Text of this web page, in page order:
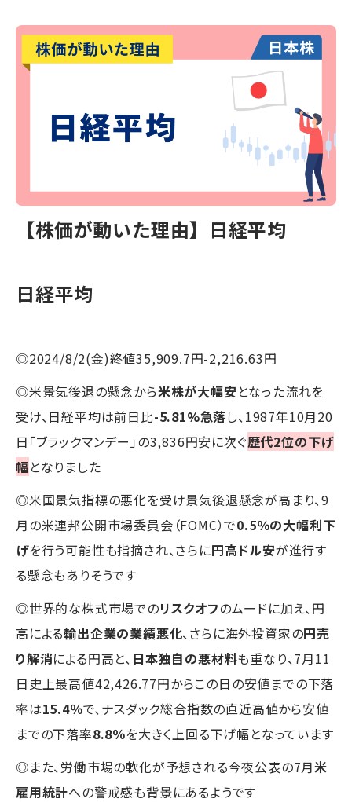
【株価が動いた理由】日経平均
日経平均
◎2024/8/2(金)終値35,909.7円-2,216.63円
◎米景気後退の懸念から米株が大幅安となった流れを
受け、日経平均は前日比-5.81%急落し、1987年10月20
日「ブラックマンデー」の3,836円安に次ぐ歴代2位の下げ
幅となりました
◎米国景気指標の悪化を受け景気後退懸念が高まり、9
月の米連邦公開市場委員会（FOMC）で0.5％の大幅利下
げを行う可能性も指摘され、さらに円高ドル安が進行す
る懸念もありそうです
◎世界的な株式市場でのリスクオフのムードに加え、円
高による輸出企業の業績悪化、さらに海外投資家の円売
り解消による円高と、 日本独自の悪材料も重なり、7月11
日史上最高値42,426.77円からこの日の安値までの下落
率は15.4％で、ナスダック総合指数の直近高値から安値
までの下落率8.8％を大きく上回る下げ幅となっています
◎また、労働市場の軟化が予想される今夜公表の7月米
雇用統計への警戒感も背景にあるようです